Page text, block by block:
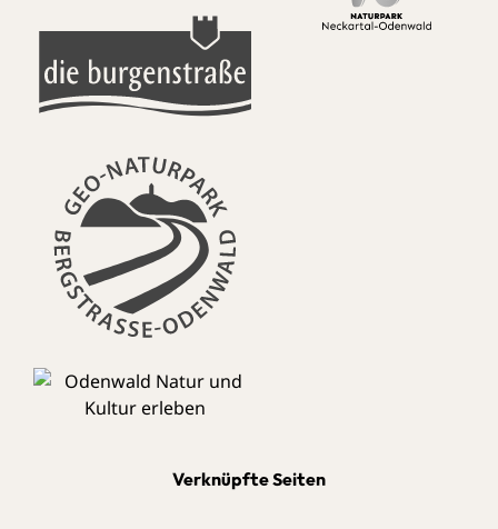
Verknüpfte Seiten